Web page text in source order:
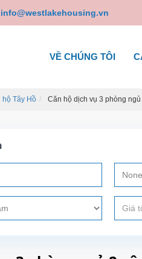
info@westlakehousing.vn
VỀ CHÚNG TÔI
hộ Tây Hồ Căn hộ dịch vụ 3 phòng